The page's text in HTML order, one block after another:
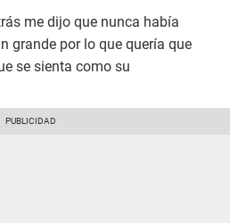
me dijo que nunca había
grande por lo que quería que
se sienta como su